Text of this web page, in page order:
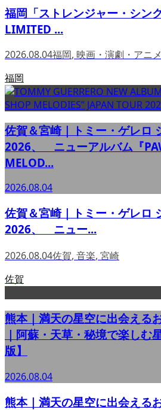
福岡「ストレンジャー・シン
LIMITED ...
2026.08.04福岡, 映画・演劇・アニ
福岡
佐賀＆宮崎｜トミー・ゲレロ
2026、 ニューアルバム『
MELOD...
2026.08.04
佐賀＆宮崎｜トミー・ゲレロ
2026、 ニュー...
2026.08.04佐賀, 音楽, 宮崎
佐賀
熊本｜満天の星空に出会える
｜阿蘇・天草・秘境で楽しむ
版】
2026.08.04
熊本｜満天の星空に出会える